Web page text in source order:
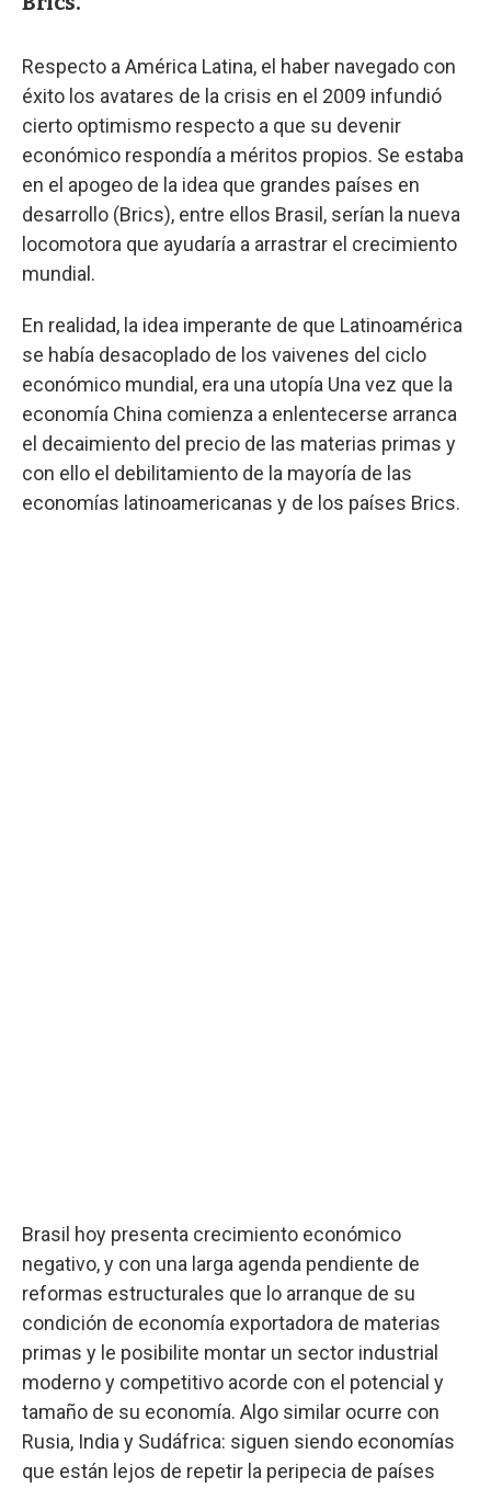
Respecto a América Latina, el haber navegado con
éxito los avatares de la crisis en el 2009 infundió
cierto optimismo respecto a que su devenir
económico respondía a méritos propios. Se estaba
en el apogeo de la idea que grandes países en
desarrollo (Brics), entre ellos Brasil, serían la nueva
locomotora que ayudaría a arrastrar el crecimiento
mundial.
En realidad, la idea imperante de que Latinoamérica
se había desacoplado de los vaivenes del ciclo
económico mundial, era una utopía Una vez que la
economía China comienza a enlentecerse arranca
el decaimiento del precio de las materias primas y
con ello el debilitamiento de la mayoría de las
economías latinoamericanas y de los países Brics.
Brasil hoy presenta crecimiento económico
negativo, y con una larga agenda pendiente de
reformas estructurales que lo arranque de su
condición de economía exportadora de materias
primas y le posibilite montar un sector industrial
moderno y competitivo acorde con el potencial y
tamaño de su economía. Algo similar ocurre con
Rusia, India y Sudáfrica: siguen siendo economías
que están lejos de repetir la peripecia de países